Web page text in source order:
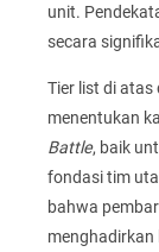
unit.
secara
Tier list di
menentukan
Battle, baik
fondasi tim
bahwa